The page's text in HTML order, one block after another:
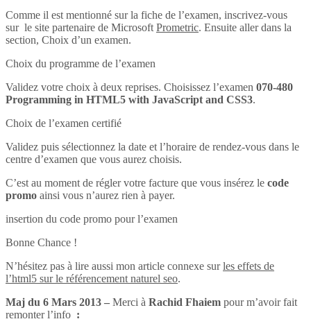
Comme il est mentionné sur la fiche de l’examen, inscrivez-vous
sur le site partenaire de Microsoft Prometric. Ensuite aller dans la
section, Choix d’un examen.
Choix du programme de l’examen
Validez votre choix à deux reprises. Choisissez l’examen 070-480
Programming in HTML5 with JavaScript and CSS3.
Choix de l’examen certifié
Validez puis sélectionnez la date et l’horaire de rendez-vous dans le
centre d’examen que vous aurez choisis.
C’est au moment de régler votre facture que vous insérez le code
promo ainsi vous n’aurez rien à payer.
insertion du code promo pour l’examen
Bonne Chance !
N’hésitez pas à lire aussi mon article connexe surles effets de
l’html5 sur le référencement naturel seo.
Maj du 6 Mars 2013 – Merci à Rachid Fhaiem pour m’avoir fait
remonter l’info :